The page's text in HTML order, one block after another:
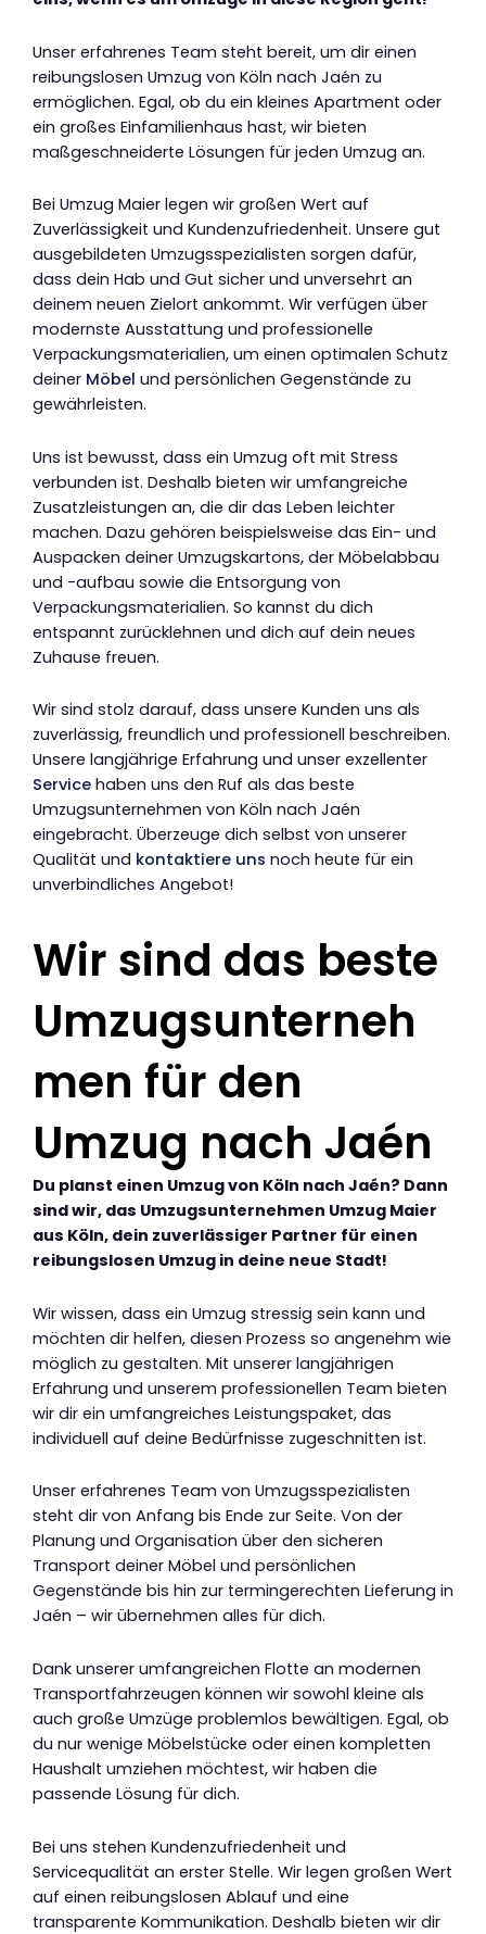
Unser erfahrenes Team steht bereit, um dir einen
reibungslosen Umzug von Köln nach Jaén zu
ermöglichen. Egal, ob du ein kleines Apartment oder
ein großes Einfamilienhaus hast, wir bieten
maßgeschneiderte Lösungen für jeden Umzug an.
Bei Umzug Maier legen wir großen Wert auf
Zuverlässigkeit und Kundenzufriedenheit. Unsere gut
ausgebildeten Umzugsspezialisten sorgen dafür,
dass dein Hab und Gut sicher und unversehrt an
deinem neuen Zielort ankommt. Wir verfügen über
modernste Ausstattung und professionelle
Verpackungsmaterialien, um einen optimalen Schutz
deiner Möbel und persönlichen Gegenstände zu
gewährleisten.
Uns ist bewusst, dass ein Umzug oft mit Stress
verbunden ist. Deshalb bieten wir umfangreiche
Zusatzleistungen an, die dir das Leben leichter
machen. Dazu gehören beispielsweise das Ein- und
Auspacken deiner Umzugskartons, der Möbelabbau
und -aufbau sowie die Entsorgung von
Verpackungsmaterialien. So kannst du dich
entspannt zurücklehnen und dich auf dein neues
Zuhause freuen.
Wir sind stolz darauf, dass unsere Kunden uns als
zuverlässig, freundlich und professionell beschreiben.
Unsere langjährige Erfahrung und unser exzellenter
Service haben uns den Ruf als das beste
Umzugsunternehmen von Köln nach Jaén
eingebracht. Überzeuge dich selbst von unserer
Qualität und kontaktiere uns noch heute für ein
unverbindliches Angebot!
Wir sind das beste
Umzugsunterneh
men für den
Umzug nach Jaén
Du planst einen Umzug von Köln nach Jaén? Dann
sind wir, das Umzugsunternehmen Umzug Maier
aus Köln, dein zuverlässiger Partner für einen
reibungslosen Umzug in deine neue Stadt!
Wir wissen, dass ein Umzug stressig sein kann und
möchten dir helfen, diesen Prozess so angenehm wie
möglich zu gestalten. Mit unserer langjährigen
Erfahrung und unserem professionellen Team bieten
wir dir ein umfangreiches Leistungspaket, das
individuell auf deine Bedürfnisse zugeschnitten ist.
Unser erfahrenes Team von Umzugsspezialisten
steht dir von Anfang bis Ende zur Seite. Von der
Planung und Organisation über den sicheren
Transport deiner Möbel und persönlichen
Gegenstände bis hin zur termingerechten Lieferung in
Jaén – wir übernehmen alles für dich.
Dank unserer umfangreichen Flotte an modernen
Transportfahrzeugen können wir sowohl kleine als
auch große Umzüge problemlos bewältigen. Egal, ob
du nur wenige Möbelstücke oder einen kompletten
Haushalt umziehen möchtest, wir haben die
passende Lösung für dich.
Bei uns stehen Kundenzufriedenheit und
Servicequalität an erster Stelle. Wir legen großen Wert
auf einen reibungslosen Ablauf und eine
transparente Kommunikation. Deshalb bieten wir dir